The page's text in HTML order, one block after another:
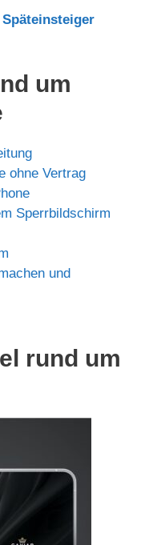
um
ohne Vertrag
Sperrbildschirm
und
rund um